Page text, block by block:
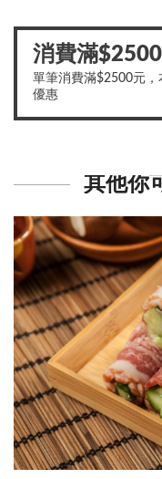
消費滿
單筆消費滿$2500元
優惠
其他你